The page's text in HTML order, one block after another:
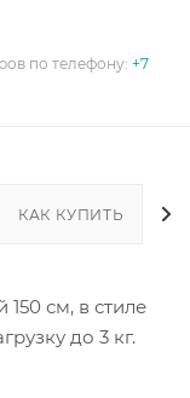
по телефону: +7
КАК КУПИТЬ
см, в стиле
до 3 кг.